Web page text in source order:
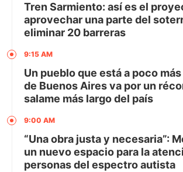
Tren Sarmiento: así es el
aprovechar una parte del
eliminar 20 barreras
9:15 AM
Un pueblo que está a poco
de Buenos Aires va por un
salame más largo del país
9:00 AM
“Una obra justa y necesaria”:
un nuevo espacio para la
personas del espectro autista